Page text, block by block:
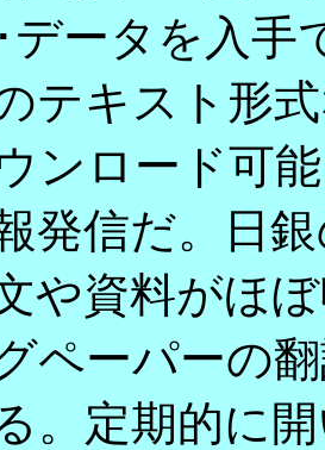
データを入
テキスト形
ンロード可
発信だ。日
や資料がほ
ペーパーの
。定期的に